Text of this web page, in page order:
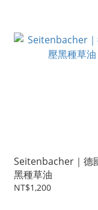
Seitenbacher｜德
黑種草油
NT$1,200